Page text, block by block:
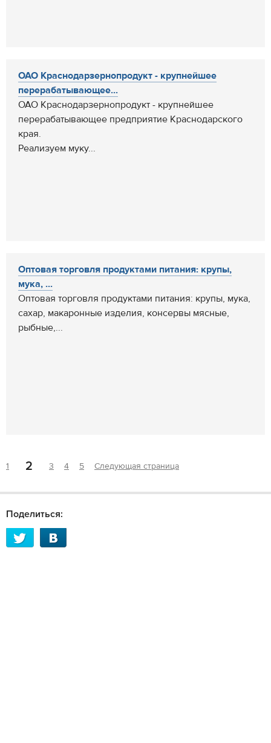
ОАО Краснодарзернопродукт - крупнейшее
перерабатывающее...
ОАО Краснодарзернопродукт - крупнейшее
перерабатывающее предприятие Краснодарского
края.
Реализуем муку...
Оптовая торговля продуктами питания: крупы,
мука, ...
Оптовая торговля продуктами питания: крупы, мука,
сахар, макаронные изделия, консервы мясные,
рыбные,...
1 2 3 4 5 Следующая страница
Поделиться: